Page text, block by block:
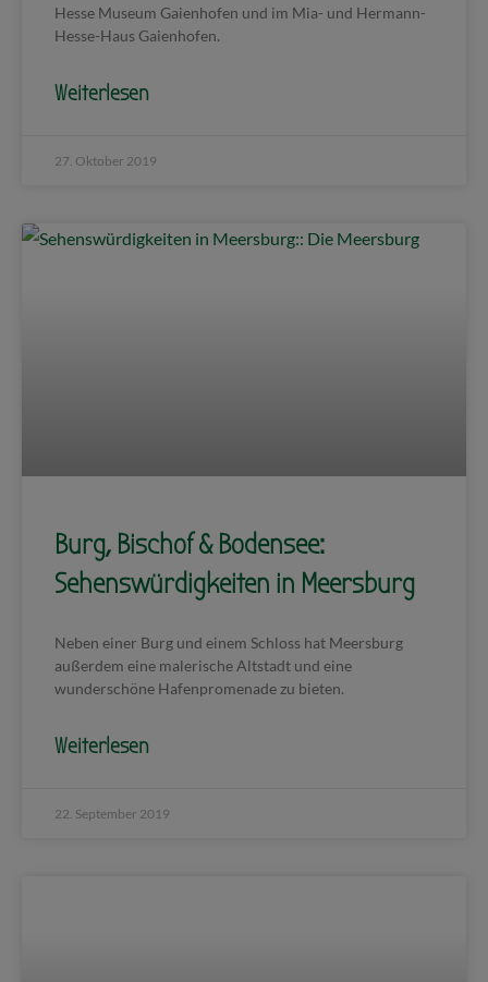
Hesse Museum Gaienhofen und im Mia- und Hermann-
Hesse-Haus Gaienhofen.
Weiterlesen
27. Oktober 2019
Burg, Bischof & Bodensee:
Sehenswürdigkeiten in Meersburg
Neben einer Burg und einem Schloss hat Meersburg
außerdem eine malerische Altstadt und eine
wunderschöne Hafenpromenade zu bieten.
Weiterlesen
22. September 2019